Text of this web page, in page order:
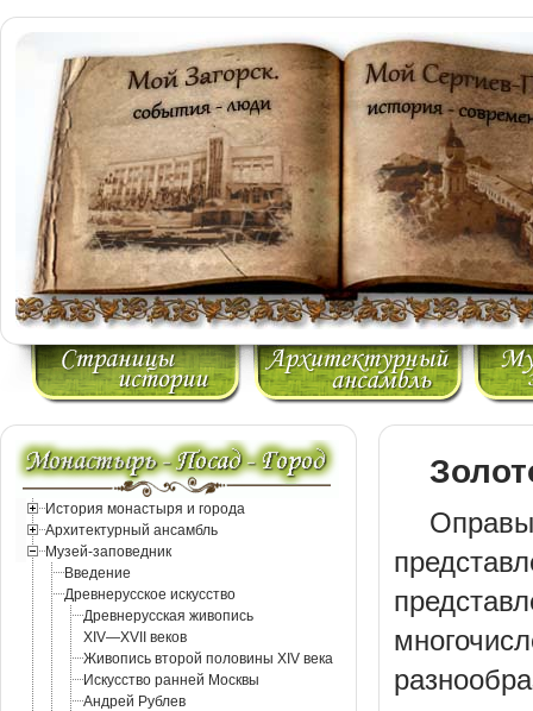
История монастыря и города
Архитектурный ансамбль
Музей-заповедник
Введение
Древнерусское искусство
Древнерусская живопись
XIV—XVII веков
Живопись второй половины XIV века
Искусство ранней Москвы
Андрей Рублев